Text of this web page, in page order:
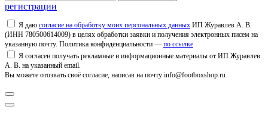
регистрации
Я даю согласие на обработку моих персональных данных ИП Журавлев А. В.
(ИНН 780500614009) в целях обработки заявки и получения электронных писем на
указанную почту. Политика конфиденциальности — по ссылке
Я согласен получать рекламные и информационные материалы от ИП Журавлев
А. В. на указанный email.
Вы можете отозвать своё согласие, написав на почту info@footboxshop.ru